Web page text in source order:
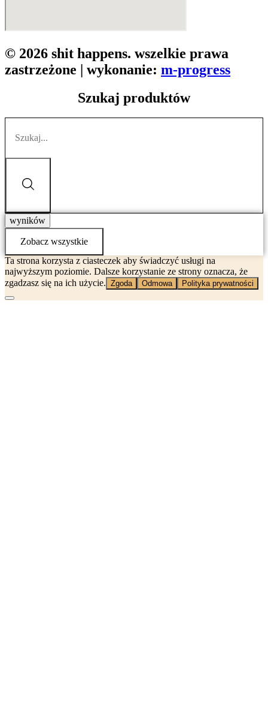
© 2026 shit happens. wszelkie prawa
zastrzeżone | wykonanie: m-progress
Szukaj produktów
wyników
Zobacz wszystkie
Ta strona korzysta z ciasteczek aby świadczyć usługi na
najwyższym poziomie. Dalsze korzystanie ze strony oznacza, że
zgadzasz się na ich użycie. Zgoda Odmowa Polityka prywatności